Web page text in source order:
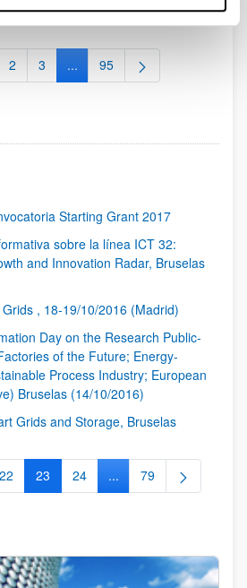
Página
2 Página
3 ...Páginas intermedias Use TAB
Página
95
Starting Grant 2017
sobre la línea ICT 32:
and Innovation Radar, Bruselas
, 18-19/10/2016 (Madrid)
Day on the Research Public-
of the Future; Energy-
Process Industry; European
Bruselas (14/10/2016)
Grids and Storage, Bruselas
intermedias Use TAB para desplazarse.
Página
22 Página
23 Página
24 ...Páginas intermedias
Página
79